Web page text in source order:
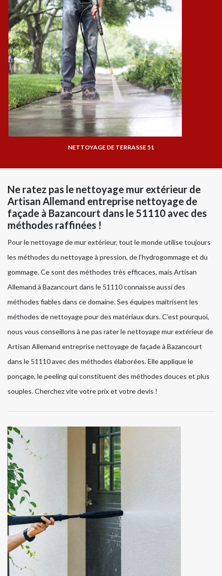
NETTOYAGE DE TERRASSE 51
Ne ratez pas le nettoyage mur extérieur de
Artisan Allemand entreprise nettoyage de
façade à Bazancourt dans le 51110 avec des
méthodes raffinées !
Pour le nettoyage de mur extérieur, tout le monde utilise toujours
les méthodes du nettoyage à pression, de l’hydrogommage et du
gommage. Ce sont des méthodes très efficaces, mais Artisan
Allemand à Bazancourt dans le 51110 connaisse aussi des
méthodes fiables dans ce domaine. Ses équipes maitrisent les
méthodes de nettoyage pour des matériaux durs. C’est pourquoi,
nous vous conseillons à ne pas rater le nettoyage mur extérieur de
Artisan Allemand entreprise nettoyage de façade à Bazancourt
dans le 51110 avec des méthodes élaborées. Elle applique le
ponçage, le peeling qui constituent des méthodes douces et plus
souples. Cherchez vite votre prix et votre devis !